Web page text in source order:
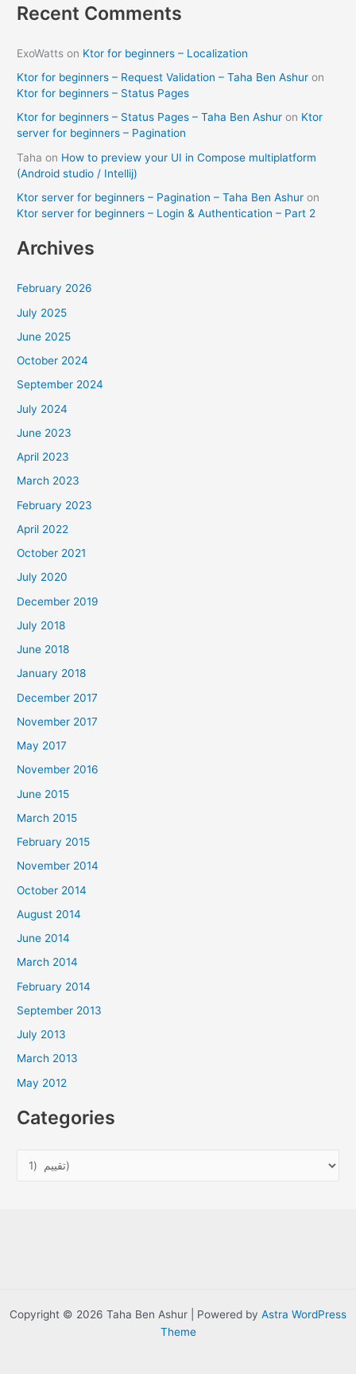
Recent Comments
ExoWatts on Ktor for beginners – Localization
Ktor for beginners – Request Validation – Taha Ben Ashur on
Ktor for beginners – Status Pages
Ktor for beginners – Status Pages – Taha Ben Ashur on Ktor
server for beginners – Pagination
Taha on How to preview your UI in Compose multiplatform
(Android studio / Intellij)
Ktor server for beginners – Pagination – Taha Ben Ashur on
Ktor server for beginners – Login & Authentication – Part 2
Archives
February 2026
July 2025
June 2025
October 2024
September 2024
July 2024
June 2023
April 2023
March 2023
February 2023
April 2022
October 2021
July 2020
December 2019
July 2018
June 2018
January 2018
December 2017
November 2017
May 2017
November 2016
June 2015
March 2015
February 2015
November 2014
October 2014
August 2014
June 2014
March 2014
February 2014
September 2013
July 2013
March 2013
May 2012
Categories
i
Copyright © 2026 Taha Ben Ashur | Powered by Astra WordPress
Theme